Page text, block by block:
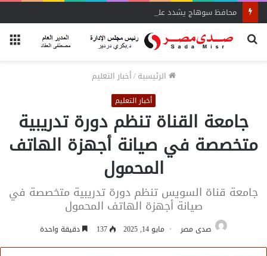
محافظ سوهاج يشدد على الإزالة الفورية
بحث
الرئيسية/أخبار التعليم
أخبار التعليم
جامعة القناة تنظم دورة تدريبية
متخصصة في صيانة أجهزة الهاتف
المحمول
جامعة قناة السويس تنظم دورة تدريبية متخصصة في
صيانة أجهزة الهاتف المحمول
صدى مصر مايو 14, 2025 137 دقيقة واحدة